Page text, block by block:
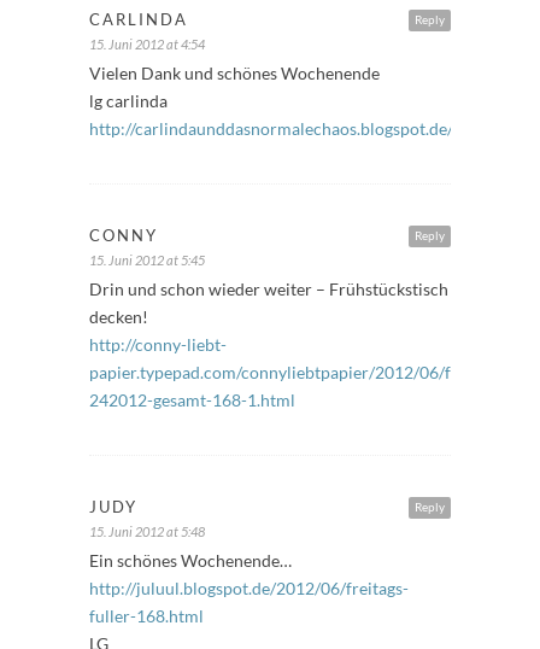
Reply
CARLINDA
15. Juni 2012 at 4:54
Vielen Dank und schönes Wochenende
lg carlinda
http://carlindaunddasnormalechaos.blogspot.de/
Reply
CONNY
15. Juni 2012 at 5:45
Drin und schon wieder weiter – Frühstückstisch
decken!
http://conny-liebt-
papier.typepad.com/connyliebtpapier/2012/06/
242012-gesamt-168-1.html
Reply
JUDY
15. Juni 2012 at 5:48
Ein schönes Wochenende…
http://juluul.blogspot.de/2012/06/freitags-
fuller-168.html
LG